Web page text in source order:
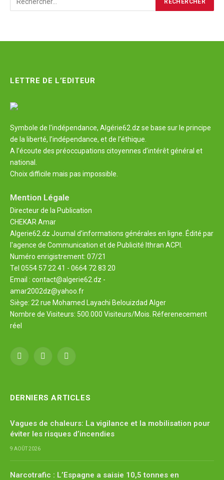
LETTRE DE L’EDITEUR
Symbole de l'indépendance, Algérie62.dz se base sur le principe
de la liberté, l’indépendance, et de l’éthique.
A l’écoute des préoccupations citoyennes d’intérêt général et
national.
Choix difficile mais pas impossible.
Mention Légale
Directeur de la Publication
CHEKAR Amar
Algerie62.dz Journal d'informations générales en ligne. Édité par
l'agence de Communication et de Publicité Ithran ACPI.
Numéro enrigistrement: 07/21
Tel 0554 57 22 41 - 0664 72 83 20
Email : contact@algerie62.dz -
amar2002dz@yahoo.fr
Siège: 22 rue Mohamed Layachi Belouizdad Alger
Nombre de Visiteurs: 500.000 Visiteurs/Mois. Réferenecement
réel
Facebook
X
YouTube
DERNIERS ARTICLES
Vagues de chaleurs: La vigilance et la mobilisation pour
éviter les risques d’incendies
9 AOÛT 2026
Narcotrafic : L’Espagne a saisie 10,5 tonnes en